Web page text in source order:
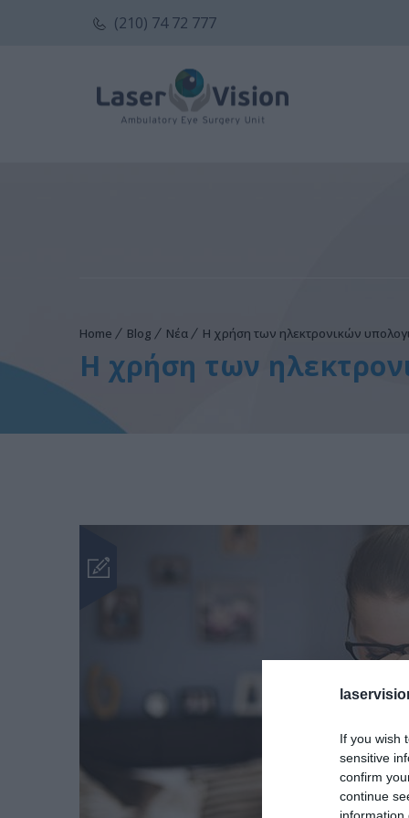
If you wish
sensitive
confirm
continue
(210) 74 72 777
Home Blog Νέα Η χρήση των ηλεκτρονικών
Η χρήση των